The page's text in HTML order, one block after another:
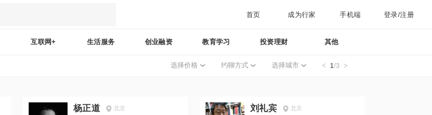
首页 成为行家 手机端 登录/注册
互联网+ 生活服务 创业融资 教育学习 投资理财 其他
选择价格 约聊方式 选择城市 1/3
杨正道
北京
刘礼宾
北京